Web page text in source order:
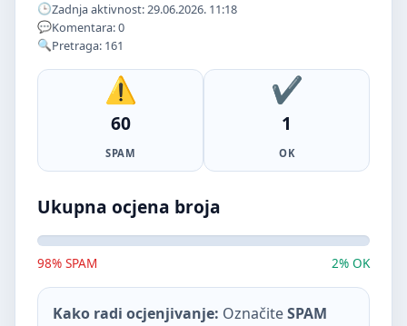
Zadnja aktivnost: 29.06.2026. 11:18
Komentara: 0
Pretraga: 161
60
SPAM
1
OK
Ukupna ocjena broja
98% SPAM 2% OK
Kako radi ocjenjivanje: OznačiteSPAM